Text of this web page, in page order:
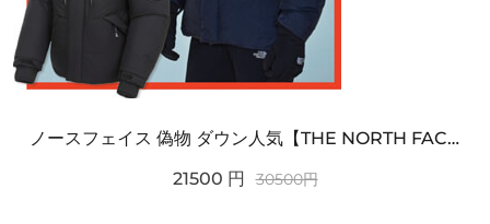
ノースフェイス 偽物 ダウン人気【THE NORTH FACE】M'S 7 SUMMIT HIM...
21500 円 30500円